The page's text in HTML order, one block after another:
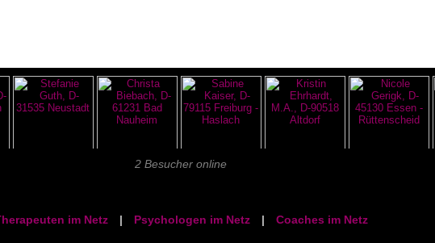
2 Besucher online
im Netz | Psychologen im Netz | Coaches im Netz